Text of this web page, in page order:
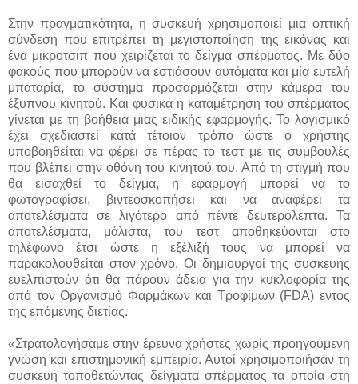
Στην πραγματικότητα, η συσκευή χρησιμοποιεί μια οπτική
σύνδεση που επιτρέπει τη μεγιστοποίηση της εικόνας και
ένα μικροτσιπ που χειρίζεται το δείγμα σπέρματος. Με δύο
φακούς που μπορούν να εστιάσουν αυτόματα και μία ευτελή
μπαταρία, το σύστημα προσαρμόζεται στην κάμερα του
έξυπνου κινητού. Και φυσικά η καταμέτρηση του σπέρματος
γίνεται με τη βοήθεια μιας ειδικής εφαρμογής. Το λογισμικό
έχει σχεδιαστεί κατά τέτοιον τρόπο ώστε ο χρήστης
υποβοηθείται να φέρει σε πέρας το τεστ με τις συμβουλές
που βλέπει στην οθόνη του κινητού του. Από τη στιγμή που
θα εισαχθεί το δείγμα, η εφαρμογή μπορεί να το
φωτογραφίσει, βιντεοσκοπήσει και να αναφέρει τα
αποτελέσματα σε λιγότερο από πέντε δευτερόλεπτα. Τα
αποτελέσματα, μάλιστα, του τεστ αποθηκεύονται στο
τηλέφωνο έτσι ώστε η εξέλιξή τους να μπορεί να
παρακολουθείται στον χρόνο. Οι δημιουργοί της συσκευής
ευελπιστούν ότι θα πάρουν άδεια για την κυκλοφορία της
από τον Οργανισμό Φαρμάκων και Τροφίμων (FDA) εντός
της επόμενης διετίας.
«Στρατολογήσαμε στην έρευνα χρήστες χωρίς προηγούμενη
γνώση και επιστημονική εμπειρία. Αυτοί χρησιμοποιήσαν τη
συσκευή τοποθετώντας δείγματα σπέρματος τα οποία στη